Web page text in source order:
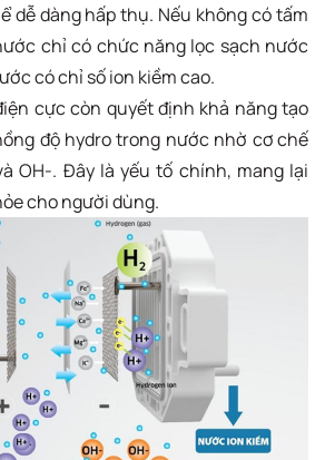
dễ dàng hấp thụ. Nếu không có tấm
chỉ có chức năng lọc sạch nước
có chỉ số ion kiềm cao.
cực còn quyết định khả năng tạo
độ hydro trong nước nhờ cơ chế
OH-. Đây là yếu tố chính, mang lại
cho người dùng.